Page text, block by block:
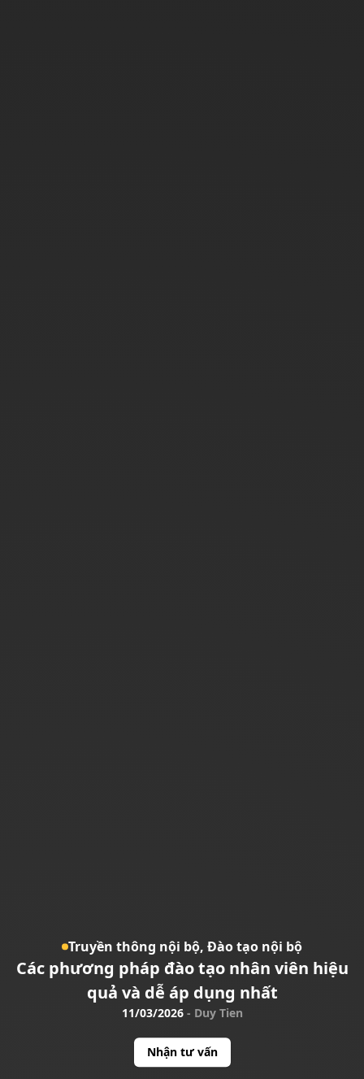
Truyền thông nội bộ, Đào tạo nội bộ
Các phương pháp đào tạo nhân viên hiệu
quả và dễ áp dụng nhất
11/03/2026 - Duy Tien
Nhận tư vấn